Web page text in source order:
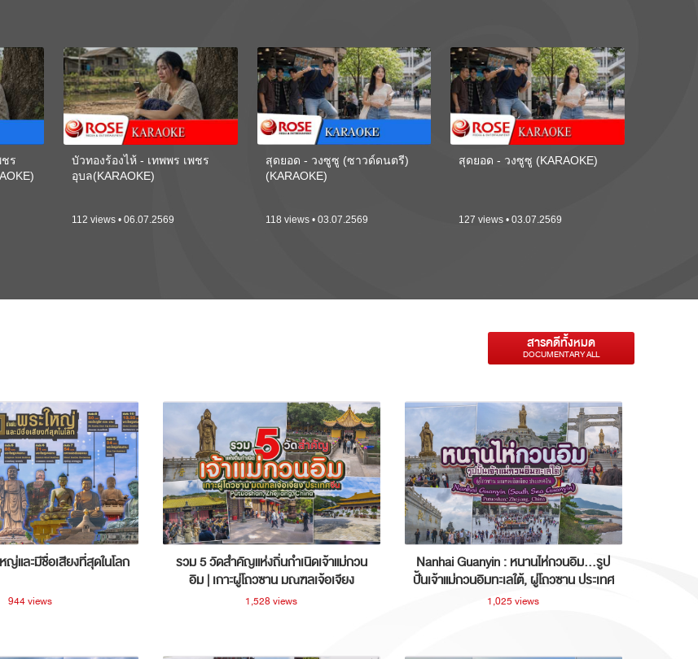
ชร
บัวทองร้องไห้ - เทพพร เพชร
อุบล(KARAOKE)
112 views • 06.07.2569
สุดยอด - วงซูซู (ซาวด์ดนตรี)
(KARAOKE)
118 views • 03.07.2569
สุดยอด - วงซูซู (KARAOKE)
127 views • 03.07.2569
สารคดีทั้งหมด
DOCUMENTARY ALL
ญ่และมีชื่อเสียงที่สุดในโลก
944 views
รวม 5 วัดสำคัญแห่งถิ่นกำเนิดเจ้าแม่กวน
อิม | เกาะผู่โถวซาน มณฑลเจ้อเจียง
ประเทศจีน
1,528 views
Nanhai Guanyin : หนานไห่กวนอิม...รูป
ปั้นเจ้าแม่กวนอิมทะเลใต้, ผู่โถวซาน ประเทศ
จีน
1,025 views